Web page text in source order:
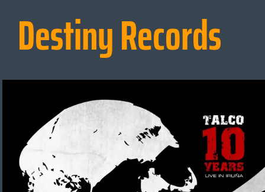
Destiny Records